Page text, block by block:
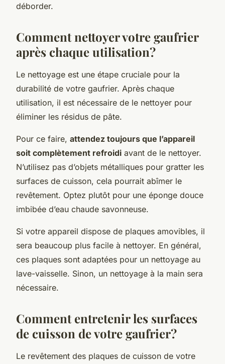
déborder.
Comment nettoyer votre gaufrier
après chaque utilisation?
Le nettoyage est une étape cruciale pour la
durabilité de votre gaufrier. Après chaque
utilisation, il est nécessaire de le nettoyer pour
éliminer les résidus de pâte.
Pour ce faire, attendez toujours que l’appareil
soit complètement refroidi avant de le nettoyer.
N’utilisez pas d’objets métalliques pour gratter les
surfaces de cuisson, cela pourrait abîmer le
revêtement. Optez plutôt pour une éponge douce
imbibée d’eau chaude savonneuse.
Si votre appareil dispose de plaques amovibles, il
sera beaucoup plus facile à nettoyer. En général,
ces plaques sont adaptées pour un nettoyage au
lave-vaisselle. Sinon, un nettoyage à la main sera
nécessaire.
Comment entretenir les surfaces
de cuisson de votre gaufrier?
Le revêtement des plaques de cuisson de votre